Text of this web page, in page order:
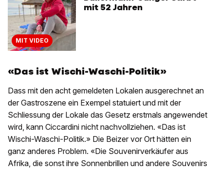
MIT VIDEO
mit 52 Jahren
«Das ist Wischi-Waschi-Politik»
Dass mit den acht gemeldeten Lokalen ausgerechnet an
der Gastroszene ein Exempel statuiert und mit der
Schliessung der Lokale das Gesetz erstmals angewendet
wird, kann Ciccardini nicht nachvollziehen. «Das ist
Wischi-Waschi-Politik.» Die Beizer vor Ort hätten ein
ganz anderes Problem. «Die Souvenirverkäufer aus
Afrika, die sonst ihre Sonnenbrillen und andere Souvenirs